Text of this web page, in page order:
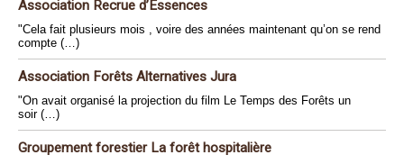
Association Recrue d’Essences
"Cela fait plusieurs mois , voire des années maintenant qu’on se rend
compte (…)
Association Forêts Alternatives Jura
"On avait organisé la projection du film Le Temps des Forêts un
soir (…)
Groupement forestier La forêt hospitalière